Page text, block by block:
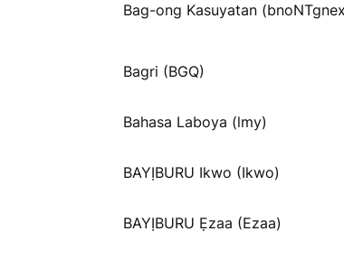
Bag-ong Kasuyatan
Bagri (BGQ)
Bahasa Laboya (lmy)
BAYỊBURU Ikwo (Ikwo)
BAYỊBURU Ẹzaa (Ezaa)